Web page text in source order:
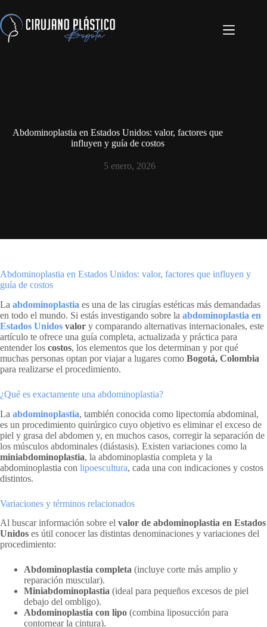
Abdominoplastia en Estados Unidos: valor, factores que
influyen y guía de costos
5 enero, 2026
Abdominoplastia en Estados Unidos: valor, factores que influyen y
guía de costos
La abdominoplastia es una de las cirugías estéticas más demandadas
en todo el mundo. Si estás investigando sobre la abdominoplastia en
Estados Unidos valor y comparando alternativas internacionales, este
artículo te ofrece una guía completa, actualizada y práctica para
entender los costos, los elementos que los determinan y por qué
muchas personas optan por viajar a lugares como Bogotá, Colombia
para realizarse el procedimiento.
¿Qué es exactamente una abdominoplastia?
La abdominoplastia, también conocida como lipectomía abdominal,
es un procedimiento quirúrgico cuyo objetivo es eliminar el exceso de
piel y grasa del abdomen y, en muchos casos, corregir la separación de
los músculos abdominales (diástasis). Existen variaciones como la
miniabdominoplastia, la abdominoplastia completa y la
abdominoplastia con lipoescultura, cada una con indicaciones y costos
distintos.
Variaciones y términos relacionados
Al buscar información sobre el valor de abdominoplastia en Estados
Unidos es útil conocer las distintas denominaciones y variaciones del
procedimiento:
Abdominoplastia completa (incluye corte más amplio y
reparación muscular).
Miniabdominoplastia (ideal para pequeños excesos de piel
debajo del ombligo).
Abdominoplastia con lipo (combina liposucción para
contornear la cintura).